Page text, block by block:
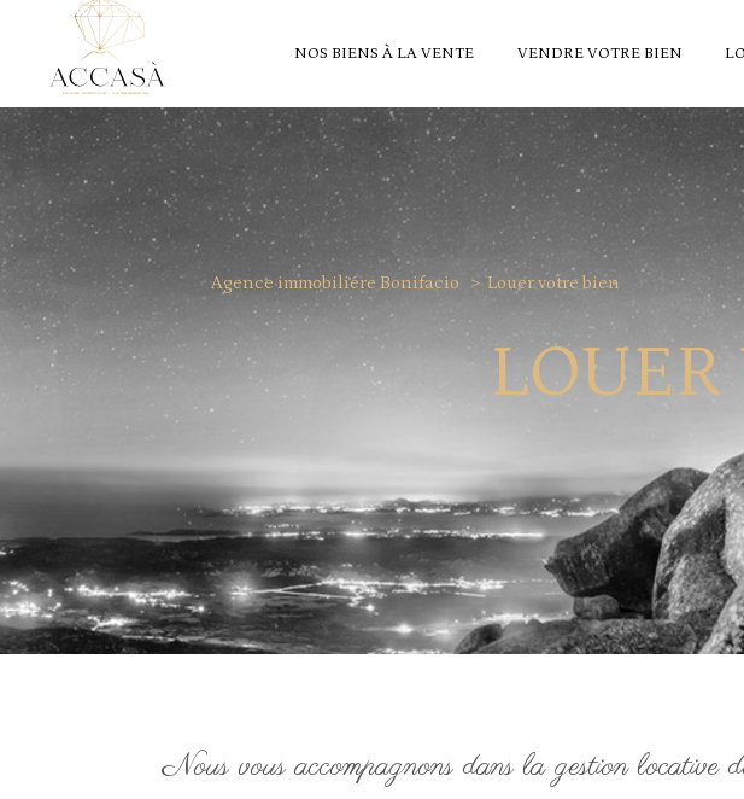
NOS BIENS À LA VENTE VENDRE VOTRE BIEN
Agence immobiliére Bonifacio Louer votre bien
Nous vous accompagnons dans la gestion locative